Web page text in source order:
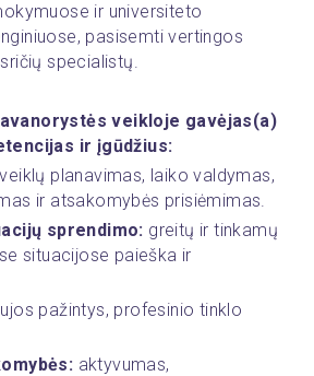
ir universiteto
pasisemti vertingos
specialistų.
veikloje gavėjas(a)
ir įgūdžius:
veiklų planavimas, laiko valdymas,
ir atsakomybės prisiėmimas.
sprendimo: greitų ir tinkamų
situacijose paieška ir
pažintys, profesinio tinklo
aktyvumas,